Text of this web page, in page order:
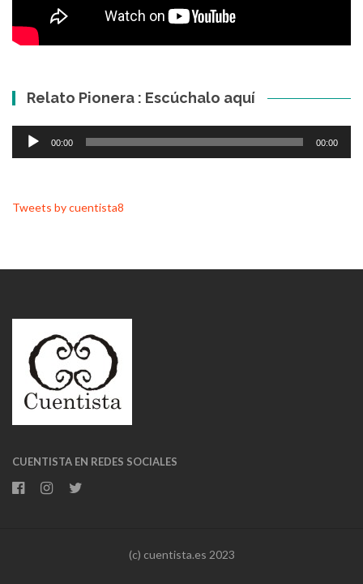
Relato Pionera : Escúchalo aquí
Reproductor
00:00 00:00
Tweets by cuentista8
CUENTISTA EN REDES SOCIALES
(c) cuentista.es 2023